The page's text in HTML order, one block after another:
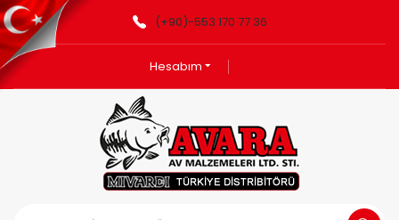
(+90)-553 170 77 36
Hesabım